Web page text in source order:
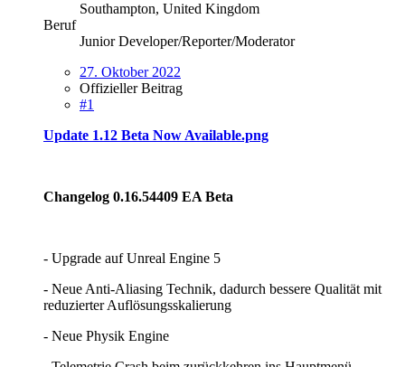
Southampton, United Kingdom
Beruf
Junior Developer/Reporter/Moderator
27. Oktober 2022
Offizieller Beitrag
#1
Update 1.12 Beta Now Available.png
Changelog 0.16.54409 EA Beta
- Upgrade auf Unreal Engine 5
- Neue Anti-Aliasing Technik, dadurch bessere Qualität mit
reduzierter Auflösungsskalierung
- Neue Physik Engine